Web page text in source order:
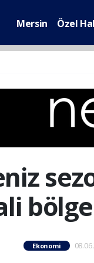
Mersin Özel
Ekonomi